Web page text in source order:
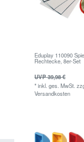
Eduplay 110090
Rechtecke, 8er-Set
UVP 39,98 €
*inkl. ges. MwSt.
Versandkosten